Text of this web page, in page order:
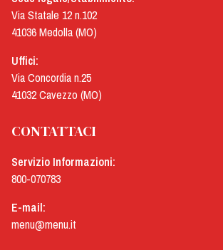
Via Statale 12 n.102
41036 Medolla (MO)
Uffici:
Via Concordia n.25
41032 Cavezzo (MO)
CONTATTACI
Servizio Informazioni:
800-070783
E-mail:
menu@menu.it